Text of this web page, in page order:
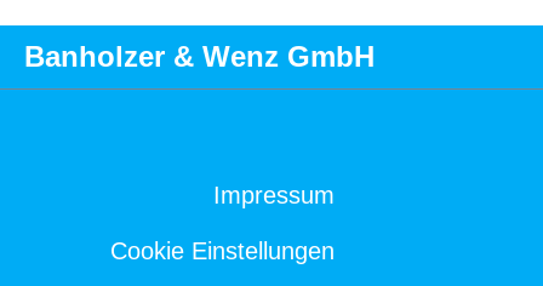
Banholzer & Wenz GmbH
Impressum
Cookie Einstellungen